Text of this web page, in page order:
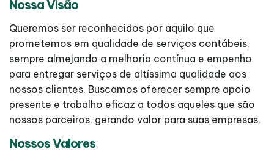
Nossa Visão
Queremos ser reconhecidos por aquilo que
prometemos em qualidade de serviços contábeis,
sempre almejando a melhoria contínua e empenho
para entregar serviços de altíssima qualidade aos
nossos clientes. Buscamos oferecer sempre apoio
presente e trabalho eficaz a todos aqueles que são
nossos parceiros, gerando valor para suas empresas.
Nossos Valores